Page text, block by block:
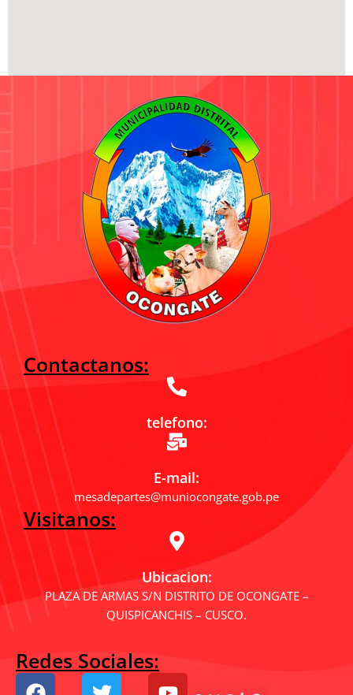
Contactanos:
telefono:
E-mail:
mesadepartes@muniocongate.gob.pe
Visitanos:
Ubicacion:
PLAZA DE ARMAS S/N DISTRITO DE OCONGATE –
QUISPICANCHIS – CUSCO.
Redes Sociales:
F
T
Y